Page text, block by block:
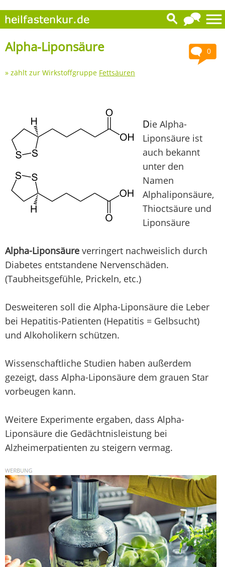
0
Alpha-Liponsäure
» zählt zur Wirkstoffgruppe Fettsäuren
Die Alpha-
Liponsäure ist
auch bekannt
unter den
Namen
Alphaliponsäure,
Thioctsäure und
Liponsäure
Alpha-Liponsäure verringert nachweislich durch
Diabetes entstandene Nervenschäden.
(Taubheitsgefühle, Prickeln, etc.)
Desweiteren soll die Alpha-Liponsäure die Leber
bei Hepatitis-Patienten (Hepatitis = Gelbsucht)
und Alkoholikern schützen.
Wissenschaftliche Studien haben außerdem
gezeigt, dass Alpha-Liponsäure dem grauen Star
vorbeugen kann.
Weitere Experimente ergaben, dass Alpha-
Liponsäure die Gedächtnisleistung bei
Alzheimerpatienten zu steigern vermag.